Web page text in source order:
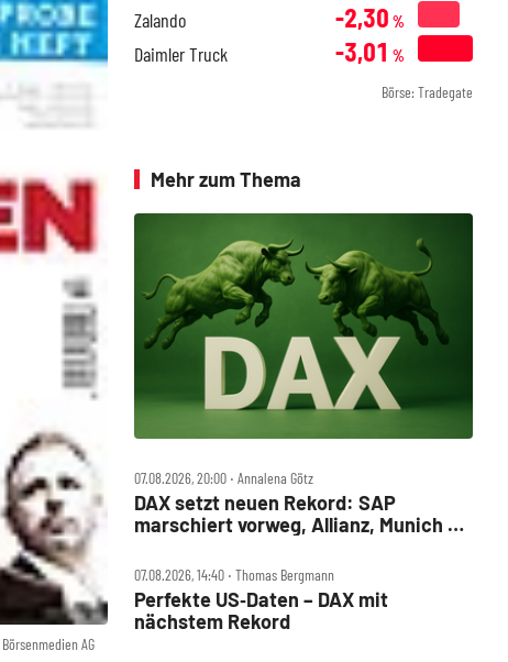
AG
Zalando -2,30 %
Daimler Truck -3,01 %
Börse: Tradegate
Mehr zum Thema
07.08.2026, 20:00 ‧ Annalena Götz
DAX setzt neuen Rekord: SAP
marschiert vorweg, Allianz, Munich Re
07.08.2026, 14:40 ‧ Thomas Bergmann
Perfekte US‑Daten – DAX mit
nächstem Rekord